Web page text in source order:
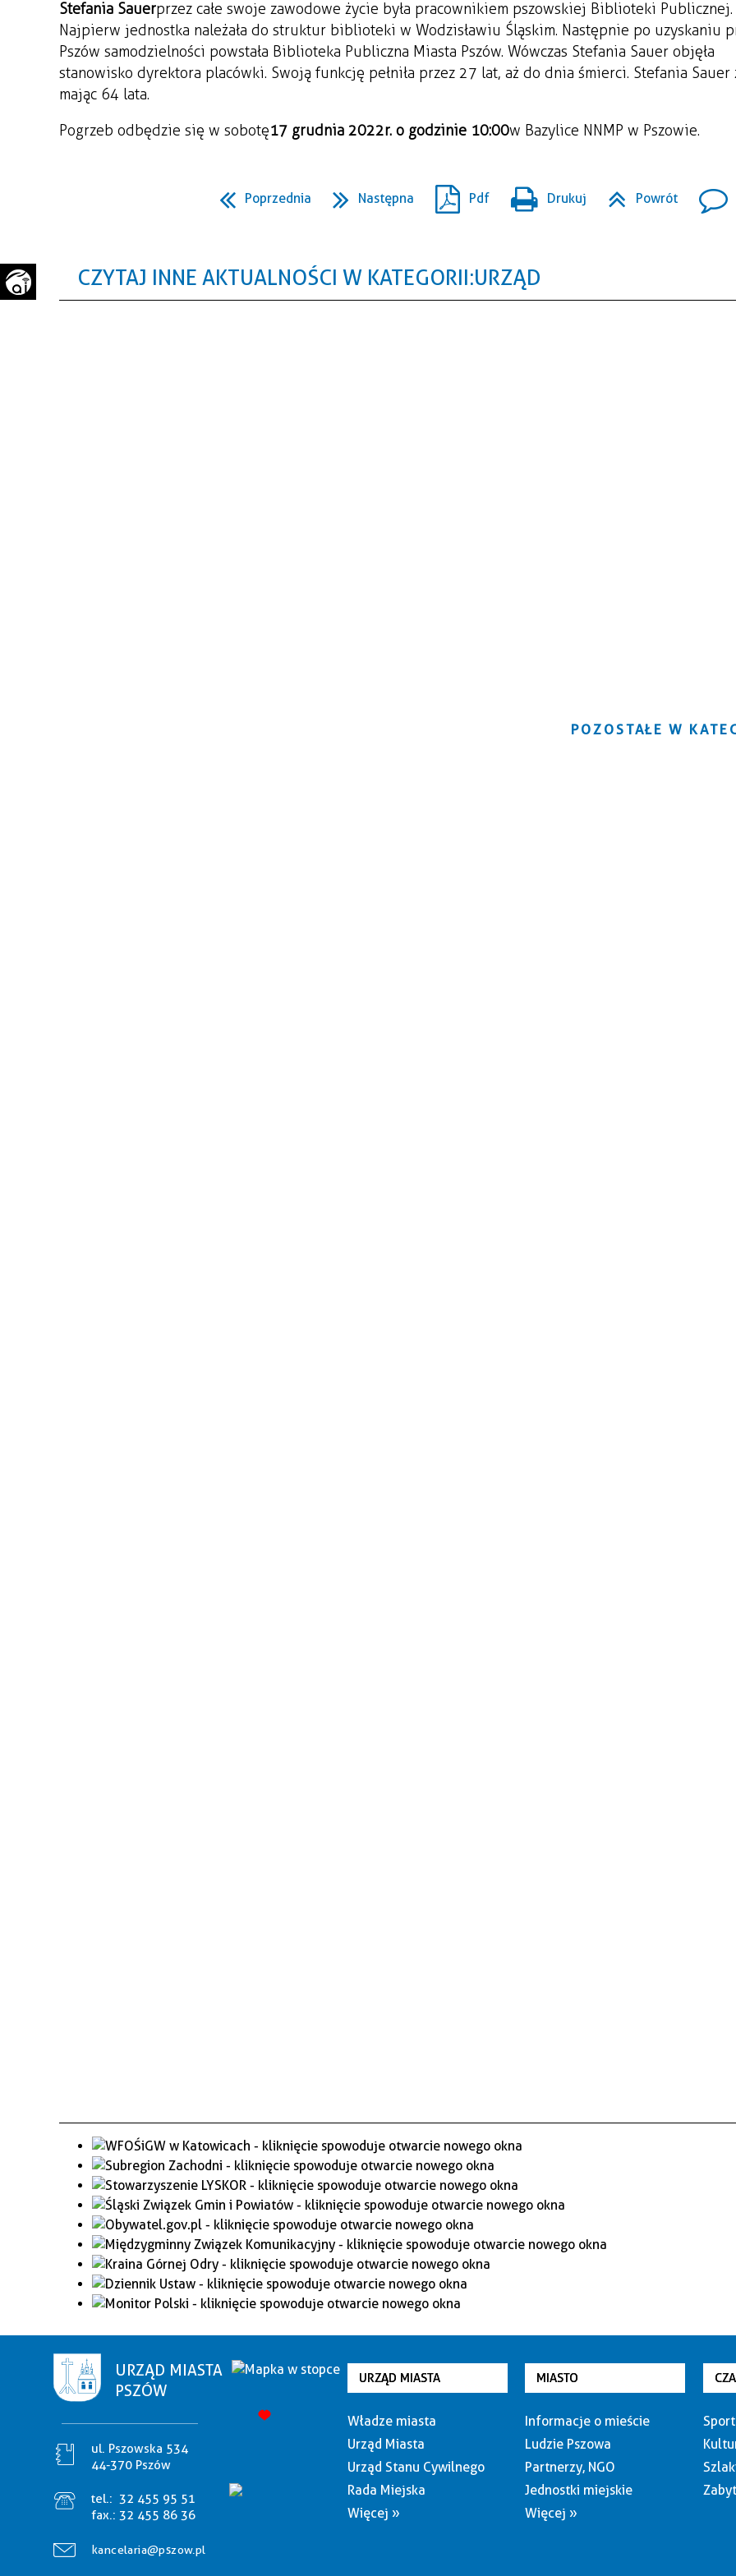
WAŻNE TELEFONY
GAZETA SAMORZĄDOWA
"PSZOW.PL"
PRZESTRZENNE
Stefania Sauerprzez całe swoje zawodowe życie była pracownikiem pszowskiej Biblioteki Publicznej.
Najpierw jednostka należała do struktur biblioteki w Wodzisławiu Śląskim. Następnie po uzyskaniu
Pszów samodzielności powstała Biblioteka Publiczna Miasta Pszów. Wówczas Stefania Sauer objęła
stanowisko dyrektora placówki. Swoją funkcję pełniła przez 27 lat, aż do dnia śmierci. Stefania Sauer
mając 64 lata.
Pogrzeb odbędzie się w sobotę17 grudnia 2022r. o godzinie 10:00w Bazylice NNMP w Pszowie.
Poprzednia Następna Pdf Drukuj Powrót
CZYTAJ INNE AKTUALNOŚCI W KATEGORII: URZĄD
POZOSTAŁE W
URZĄD MIASTA
PSZÓW
ul. Pszowska 534
44-370 Pszów
tel.: 32 455 95 51
fax.: 32 455 86 36
kancelaria@pszow.pl
URZĄD MIASTA
Władze miasta
Urząd Miasta
Urząd Stanu Cywilnego
Rada Miejska
Więcej »
MIASTO
Informacje o mieście
Ludzie Pszowa
Partnerzy, NGO
Jednostki miejskie
Więcej »
Sport